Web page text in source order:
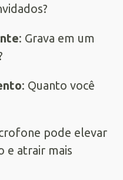
: Grava em um
: Quanto você
pode elevar
e atrair mais